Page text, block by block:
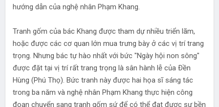
hướng dẫn của nghệ nhân Phạm Khang.
Tranh gốm của bác Khang được tham dự nhiều triển lãm,
hoặc được các cơ quan lớn mua trưng bày ở các vị trí trang
trọng. Nhưng bác tự hào nhất với bức "Ngày hội non sông"
được đặt tại vị trí rất trang trọng là sân hành lễ của Ðền
Hùng (Phú Thọ). Bức tranh này được hai họa sĩ sáng tác
trong ba năm và nghệ nhân Phạm Khang thực hiện công
đoạn chuyển sang tranh gốm sứ để có thể đạt được sự bền